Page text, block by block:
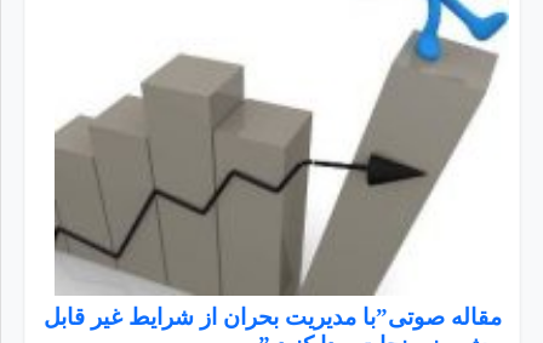
مقاله صوتی”با مدیریت بحران از شرایط غیر قابل